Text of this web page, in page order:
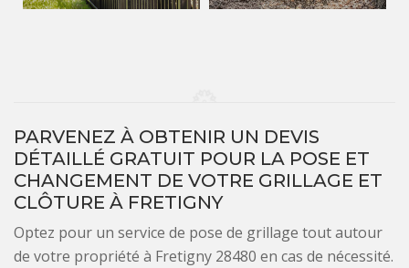
PARVENEZ À OBTENIR UN DEVIS
DÉTAILLÉ GRATUIT POUR LA POSE ET
CHANGEMENT DE VOTRE GRILLAGE ET
CLÔTURE À FRETIGNY
Optez pour un service de pose de grillage tout autour
de votre propriété à Fretigny 28480 en cas de nécessité.